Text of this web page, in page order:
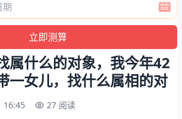
属什么的对象，我今年42
一女儿，找什么属相的对
16:45 27 阅读